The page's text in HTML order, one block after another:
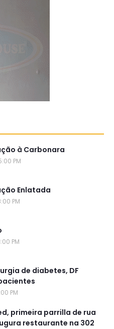
à Carbonara
PM
Enlatada
PM
PM
de diabetes, DF
PM
primeira parrilla de rua
restaurante na 302